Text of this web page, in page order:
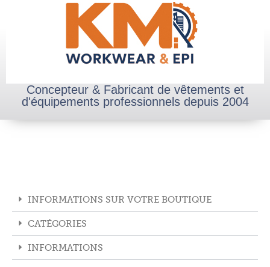
Concepteur & Fabricant de vêtements et
d'équipements professionnels depuis 2004
INFORMATIONS SUR VOTRE BOUTIQUE
CATÉGORIES
INFORMATIONS